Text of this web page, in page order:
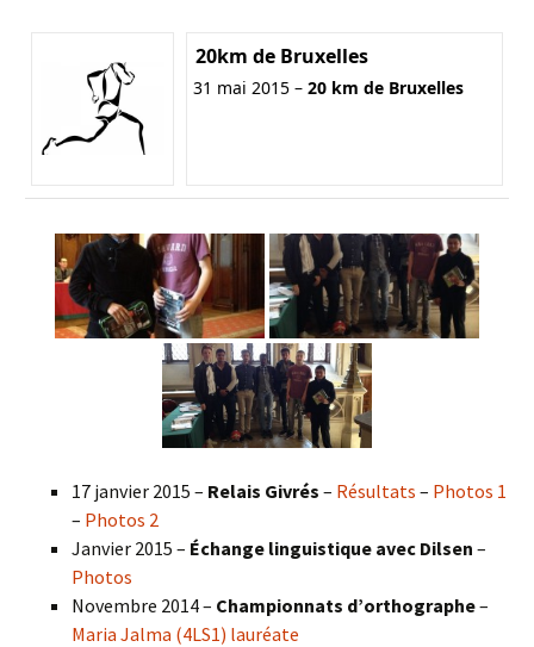
20km de Bruxelles
31 mai 2015 – 20 km de Bruxelles
17 janvier 2015 – Relais Givrés – Résultats – Photos 1
– Photos 2
Janvier 2015 – Échange linguistique avec Dilsen –
Photos
Novembre 2014 – Championnats d’orthographe–
Maria Jalma (4LS1) lauréate